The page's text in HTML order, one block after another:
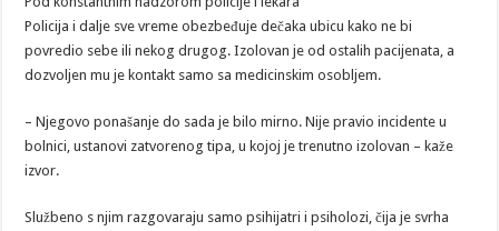
Policija i dalje sve vreme obezbeđuje dečaka ubicu kako ne bi
povredio sebe ili nekog drugog. Izolovan je od ostalih pacijenata, a
dozvoljen mu je kontakt samo sa medicinskim osobljem.
– Njegovo ponašanje do sada je bilo mirno. Nije pravio incidente u
bolnici, ustanovi zatvorenog tipa, u kojoj je trenutno izolovan – kaže
izvor.
Službeno s njim razgovaraju samo psihijatri i psiholozi, čija je svrha